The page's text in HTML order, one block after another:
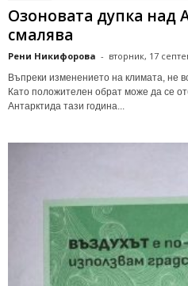
Озоновата дупка над
смалява
Рени Никифорова - вторник, 17
Въпреки изменението на климата, не
Като положителен обрат може да се
Антарктида тази година...